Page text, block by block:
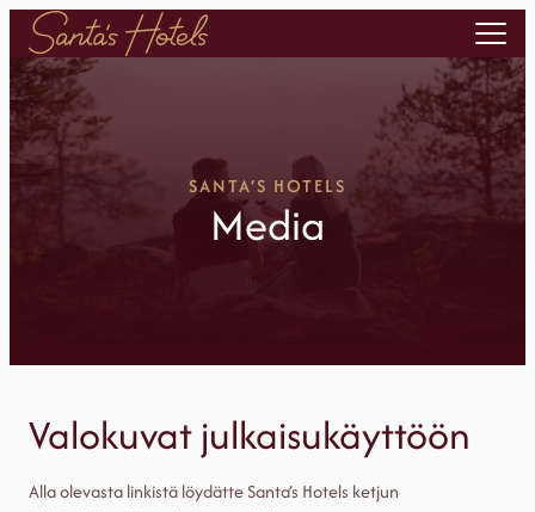
Siirry
sisältöön
SANTA’S HOTELS
Media
Valokuvat julkaisukäyttöön
Alla olevasta linkistä löydätte Santa’s Hotels ketjun